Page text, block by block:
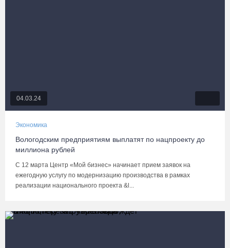
04.03.24
Экономика
Вологодским предприятиям выплатят по нацпроекту до
миллиона рублей
С 12 марта Центр «Мой бизнес» начинает прием заявок на
ежегодную услугу по модернизацию производства в рамках
реализации национального проекта &l...